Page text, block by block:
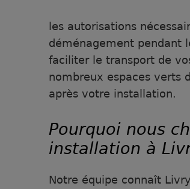
les autorisations
déménagement pendant
faciliter le transport de
nombreux espaces verts
après votre installation.
Pourquoi nous
installation à
Notre équipe connaît